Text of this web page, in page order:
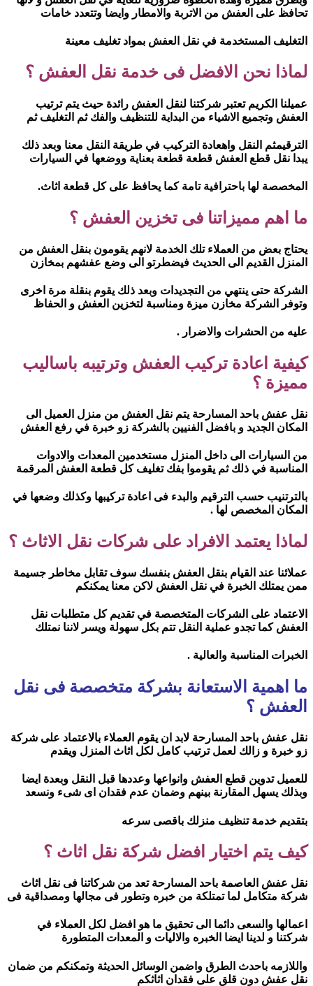
تحافظ على العفش من الاتربة والامطار وايضا وتتعدد خامات
التغليف المستخدمة في نقل العفش بمواد تغليف معينة
لماذا نحن الافضل فى خدمة نقل العفش ؟
عميلنا الكريم تعتبر شركتنا لنقل العفش رائدة حيث يتم ترتيب
العفش وتجميع الاشياء من البداية للتنظيف والفك ثم التغليف ثم
الترقيمثم النقل واهعادة التركيب في طريقة النقل معنا وبعد ذلك
يبدا نقل قطع العفش قطعة قطعة بعناية ووضعها في السيارات
المخصصة لها باحترافية تامة كما يحافظ على كل قطعة اثاث.
ما اهم مميزاتنا فى تخزين العفش ؟
يحتاج بعض من العملاء تلك الخدمة لانهم يقومون بنقل العفش من
المنزل القديم الى الحديث فيضطرتو الى وضع عفشهم بمخازن
الشركة حتى ينتهي من التجديدات وبعد ذلك يقوم بنقلة مرة اخرى
وتوفر الشركة مخازن ميزة ومناسبة لتخزين العفش و الحفاظ
عليه من الحشرات والاضرار .
كيفية اعادة تركيب العفش وترتيبه باساليب
مميزة ؟
نقل عفش باحد المسارحة يتم نقل العفش من منزل العميل الى
المكان الجديد و بافضل الفنيين بالشركة زو خبرة في رفع العفش
من السيارات الى داخل المنزل مستخدمين المعدات والادوات
المناسبة في ذلك ثم يقوموا بفك تغليف كل قطعة العفش المرقمة
بالترتنيب حسب الترقيم والبدء فى اعادة تركيبها وكذلك وضعها في
المكان المخصص لها .
لماذا يعتمد الافراد على شركات نقل الاثاث ؟
عملائنا عند القيام بنقل العفش بنفسك سوف تقابل مخاطر جسيمة
ممن يمتلك الخبرة في نقل العفش لاكن معنا يمكنكم
الاعتماد على الشركات المتخصصة في تقديم كل متطلبات نقل
العفش كما تجدو عملية النقل تتم بكل سهولة ويسر لاننا نمتلك
الخبرات المناسبة والعالية .
ما اهمية الاستعانة بشركة متخصصة فى نقل
العفش ؟
نقل عفش باحد المسارحة لابد ان يقوم العملاء بالاعتماد على شركة
زو خبرة و زالك لعمل ترتيب كامل لكل اثاث المنزل ويقدم
للعميل تدوين قطع العفش وانواعها وعددها قبل النقل وبعدة ايضا
وبذلك يسهل المقارنة بينهم وضمان عدم فقدان اى شىء ونسعد
بتقديم خدمة تنظيف منزلك باقصى سرعه
كيف يتم اختيار افضل شركة نقل اثاث ؟
نقل عفش العاصمة باحد المسارحة تعد من شركاتنا فى نقل اثاث
شركة متكامل لما تمتلكة من خبره وتطور فى مجالها ومصداقية فى
اعمالها والسعى دائما الى تحقيق ما هو افضل لكل العملاء في
شركتنا و لدينا ايضا الخبره والاليات و المعدات المتطورة
واللازمه باحدث الطرق واضمن الوسائل الحديثة وتمكنكم من ضمان
نقل عفش دون قلق على فقدان اثاثكم